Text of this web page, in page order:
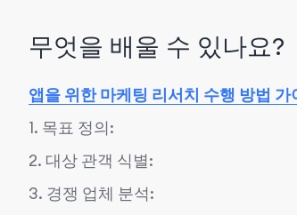
무엇을 배울 수 있나요?
앱을 위한 마케팅 리서치 수행 방법 가
1. 목표 정의:
2. 대상 관객 식별:
3. 경쟁 업체 분석: